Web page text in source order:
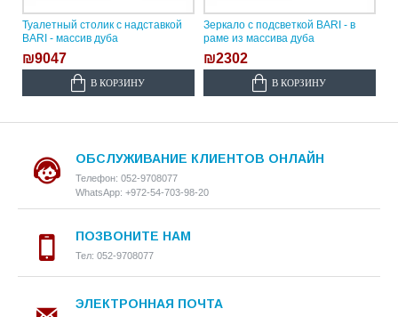
Туалетный столик с надставкой
BARI - массив дуба
₪9047
В КОРЗИНУ
Зеркало с подсветкой BARI - в
раме из массива дуба
₪2302
В КОРЗИНУ
ОБСЛУЖИВАНИЕ КЛИЕНТОВ ОНЛАЙН
Телефон: 052-9708077
WhatsApp: +972-54-703-98-20
ПОЗВОНИТЕ НАМ
Тел: 052-9708077
ЭЛЕКТРОННАЯ ПОЧТА